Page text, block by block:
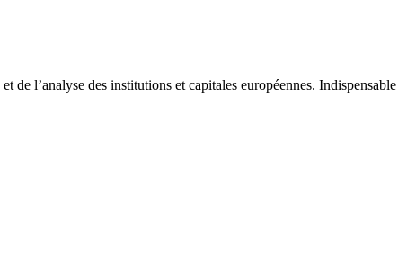
de l’analyse des institutions et capitales européennes.